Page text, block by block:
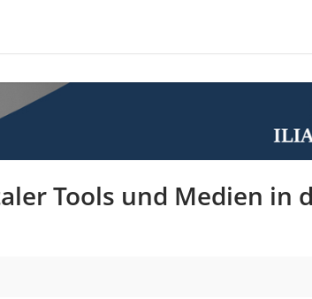
Tools und Medien in